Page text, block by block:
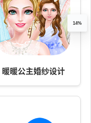
暖暖公主婚纱设计
14%